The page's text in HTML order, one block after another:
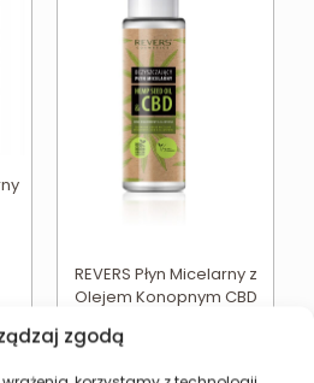
zgodą
REVERS Płyn Micelarny z
Olejem Konopnym CBD
23,48
cena cena